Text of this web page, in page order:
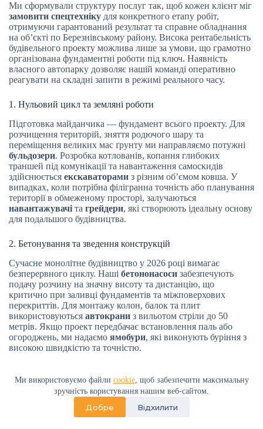
Ми використовуємо файли cookie, щоб забезпечити максимальну
зручність користування нашим веб-сайтом.
Добре Відхилити
Ми сформували структуру послуг так, щоб кожен клієнт міг
замовити спецтехніку для конкретного етапу робіт,
отримуючи гарантований результат та справне обладнання
на об’єкті по Березнівському району. Висока рентабельність
будівельного проекту можлива лише за умови, що грамотно
організована фундаментні роботи під ключ. Наявність
власного автопарку дозволяє нашій команді оперативно
реагувати на складні запити в режимі реального часу.
1. Нульовий цикл та земляні роботи
Підготовка майданчика — фундамент всього проекту. Для
розчищення територій, зняття родючого шару та
переміщення великих мас ґрунту ми направляємо потужні
бульдозери. Розробка котлованів, копання глибоких
траншей під комунікації та навантаження самоскидів
здійснюється екскаваторами з різним об’ємом ковша. У
випадках, коли потрібна філігранна точність або планування
території в обмеженому просторі, залучаються
навантажувачі та грейдери, які створюють ідеальну основу
для подальшого будівництва.
2. Бетонування та зведення конструкцій
Сучасне монолітне будівництво у 2026 році вимагає
безперервного циклу. Наші бетононасоси забезпечують
подачу розчину на значну висоту та дистанцію, що
критично при заливці фундаментів та міжповерхових
перекриттів. Для монтажу колон, балок та плит
використовуються автокрани з вильотом стріли до 50
метрів. Якщо проект передбачає встановлення паль або
огороджень, ми надаємо ямобури, які виконують буріння з
високою швидкістю та точністю.
Якісне дорожнє покриття у Березнівському районі
створюється за допомогою наших
вібраційних), що гарантують нормативне ущільнення основ.